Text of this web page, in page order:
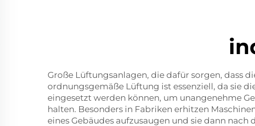
Große Lüftungsanlagen, die dafür sorgen, dass
ordnungsgemäße Lüftung ist essenziell, da sie
eingesetzt werden können, um unangenehme
halten. Besonders in Fabriken erhitzen
eines Gebäudes aufzusaugen und sie dann